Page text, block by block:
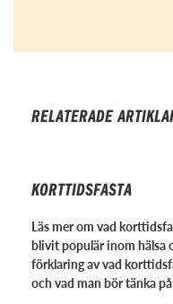
RELATERADE
KORTTIDSFASTA
Läs mer om vad
blivit populär inom hälsa
förklaring av vad
och vad man bör tänka